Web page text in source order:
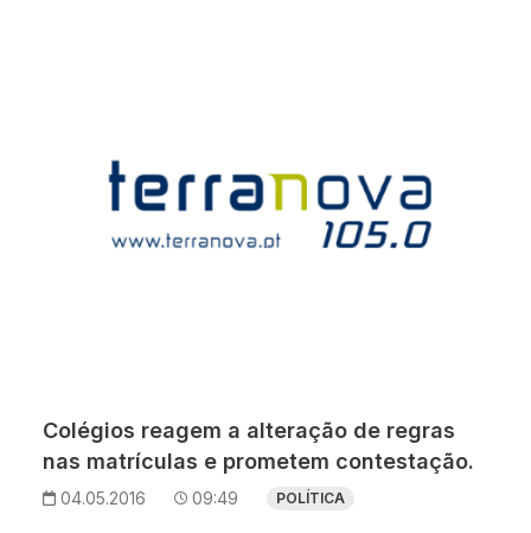
Colégios reagem a alteração de regras
nas matrículas e prometem contestação.
04.05.2016 09:49 POLÍTICA